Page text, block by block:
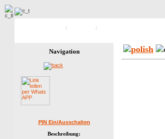
/ /
Navigation
PIN Ein/Ausschalten
Beschreibung: